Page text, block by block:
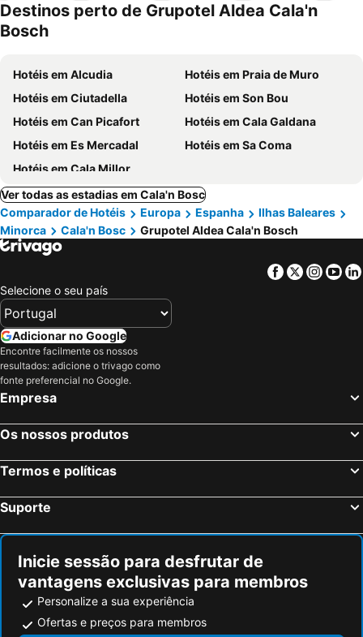
Destinos perto de Grupotel Aldea Cala'n
Bosch
Hotéis em Alcudia
Hotéis em Praia de Muro
Hotéis em Ciutadella
Hotéis em Son Bou
Hotéis em Can Picafort
Hotéis em Cala Galdana
Hotéis em Es Mercadal
Hotéis em Sa Coma
Hotéis em Cala Millor
Ver todas as estadias em Cala'n Bosc
Comparador de Hotéis
Europa Espanha
Ilhas Baleares
Minorca
Cala'n Bosc Grupotel Aldea Cala'n Bosch
Facebook
Twitter
Selecione o seu país
Adicionar no Google
Encontre facilmente os nossos
resultados: adicione o trivago como
fonte preferencial no Google.
Empresa
Os nossos produtos
Termos e políticas
Suporte
Inicie sessão para desfrutar de
vantagens exclusivas para membros
Personalize a sua experiência
Ofertas e preços para membros